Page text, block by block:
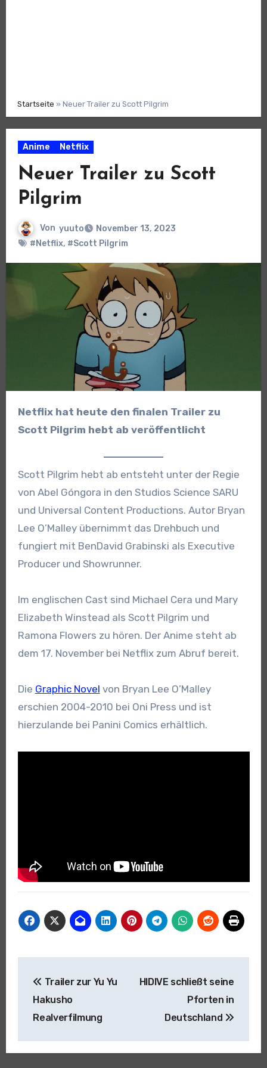
Startseite » Neuer Trailer zu Scott Pilgrim
Anime Netflix
Neuer Trailer zu Scott
Pilgrim
Von yuuto
November 13, 2023
#Netflix, #Scott Pilgrim
Netflix hat heute den finalen Trailer zu
Scott Pilgrim hebt ab veröffentlicht
Scott Pilgrim hebt ab entsteht unter der Regie
von Abel Góngora in den Studios Science SARU
und Universal Content Productions. Autor Bryan
Lee O’Malley übernimmt das Drehbuch und
fungiert mit BenDavid Grabinski als Executive
Producer und Showrunner.
Im englischen Cast sind Michael Cera und Mary
Elizabeth Winstead als Scott Pilgrim und
Ramona Flowers zu hören. Der Anime steht ab
dem 17. November bei Netflix zum Abruf bereit.
Die Graphic Novel von Bryan Lee O’Malley
erschien 2004-2010 bei Oni Press und ist
hierzulande bei Panini Comics erhältlich.
Trailer zur Yu Yu
Hakusho
Realverfilmung
HIDIVE schließt seine
Pforten in
Deutschland